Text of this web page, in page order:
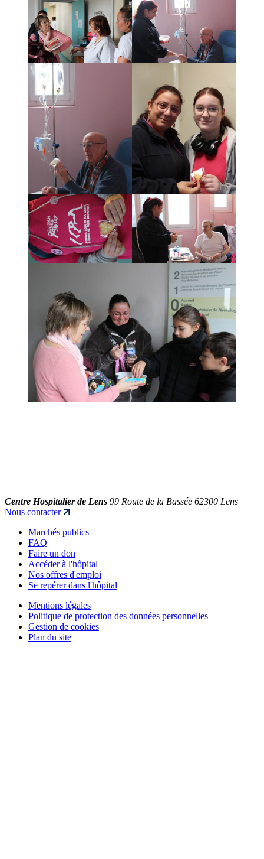
Centre Hospitalier de Lens 99 Route de la Bassée 62300 Lens
Nous contacter
Marchés publics
FAQ
Faire un don
Accéder à l'hôpital
Nos offres d'emploi
Se repérer dans l'hôpital
Mentions légales
Politique de protection des données personnelles
Gestion de cookies
Plan du site